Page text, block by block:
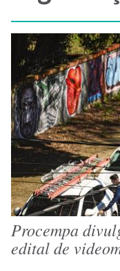
Procempa
edital de